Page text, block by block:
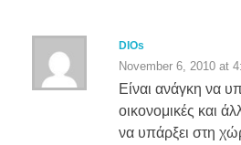
DIOs
November 6, 2010 at
Είναι ανάγκη να
οικονομικές και
να υπάρξει στη